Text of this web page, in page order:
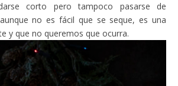
corto pero tampoco pasarse de
no es fácil que se seque, es una
y que no queremos que ocurra.